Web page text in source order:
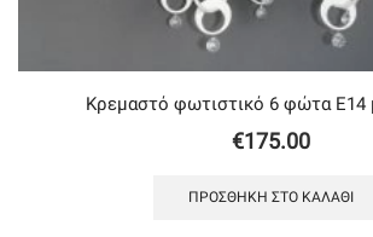
Κρεμαστό φωτιστικό 6 φώτα Ε14
€175.00
ΠΡΟΣΘΉΚΗ ΣΤΟ ΚΑΛΆΘΙ